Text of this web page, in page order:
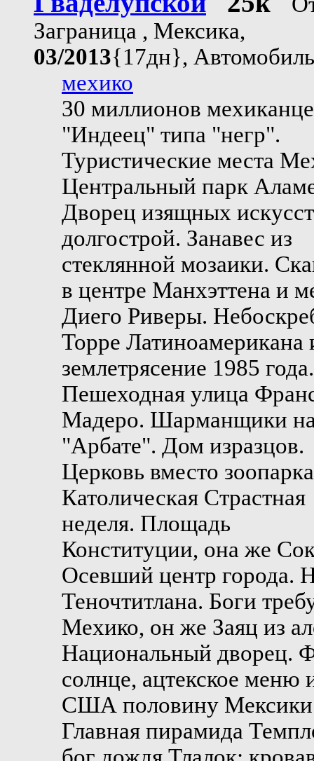
Заграница , Мексика,
03/2013{17дн}, Автомобиль
мехико
30 миллионов
"Индеец" типа "негр".
Туристические места
Центральный парк
Дворец изящных
долгострой. Занавес из
стеклянной мозаики.
в центре Манхэттена и
Диего Риверы.
Торре Латиноамерикана
землетрясение 1985 года.
Пешеходная улица
Мадеро. Шарманщики
"Арбате". Дом изразцов.
Церковь вместо
Католическая Страстная
неделя. Площадь
Конституции, она же
Осевший центр города.
Теночтитлана. Боги
Мехико, он же Заяц из
Национальный дворец.
солнце, ацтекское
США половину Мексики
Главная пирамида